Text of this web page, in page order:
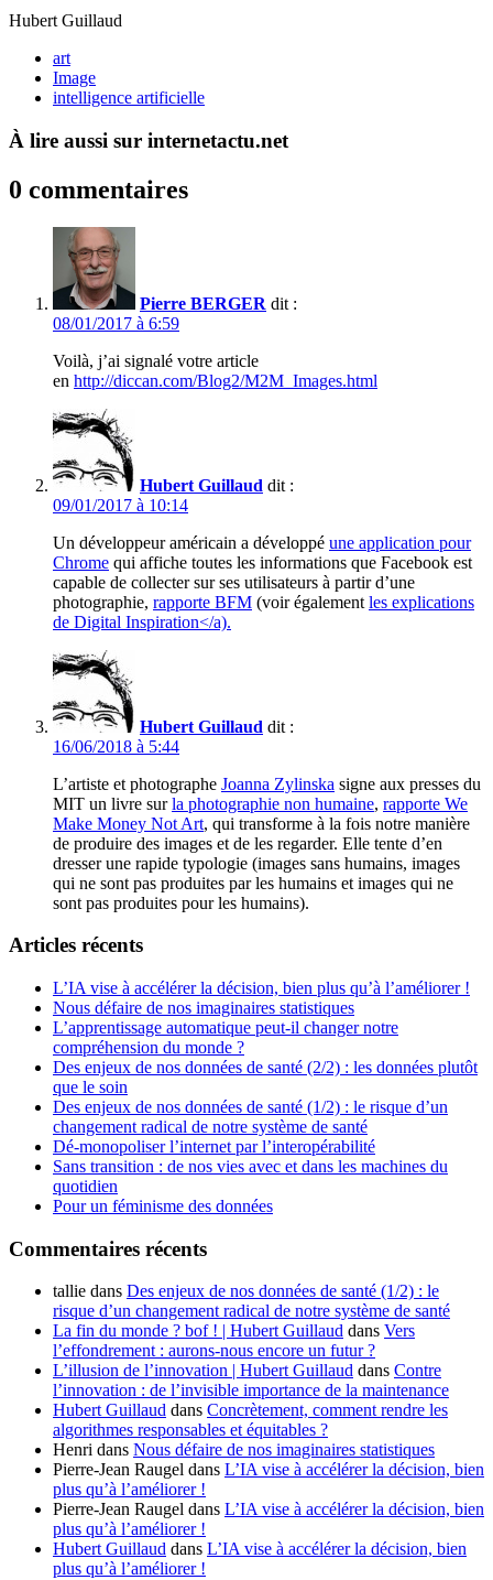
Hubert Guillaud
art
Image
intelligence artificielle
À lire aussi sur internetactu.net
0 commentaires
Pierre BERGER dit :
08/01/2017 à 6:59
Voilà, j’ai signalé votre article
en http://diccan.com/Blog2/M2M_Images.html
Hubert Guillaud dit :
09/01/2017 à 10:14
Un développeur américain a développé une application pour
Chrome qui affiche toutes les informations que Facebook est
capable de collecter sur ses utilisateurs à partir d’une
photographie, rapporte BFM (voir également les explications
de Digital Inspiration</a).
Hubert Guillaud dit :
16/06/2018 à 5:44
L’artiste et photographe Joanna Zylinska signe aux presses du
MIT un livre surla photographie non humaine, rapporte We
Make Money Not Art, qui transforme à la fois notre manière
de produire des images et de les regarder. Elle tente d’en
dresser une rapide typologie (images sans humains, images
qui ne sont pas produites par les humains et images qui ne
sont pas produites pour les humains).
Articles récents
L’IA vise à accélérer la décision, bien plus qu’à l’améliorer !
Nous défaire de nos imaginaires statistiques
L’apprentissage automatique peut-il changer notre
compréhension du monde ?
Des enjeux de nos données de santé (2/2) : les données plutôt
que le soin
Des enjeux de nos données de santé (1/2) : le risque d’un
changement radical de notre système de santé
Dé-monopoliser l’internet par l’interopérabilité
Sans transition : de nos vies avec et dans les machines du
quotidien
Pour un féminisme des données
Commentaires récents
tallie dans Des enjeux de nos données de santé (1/2) : le
risque d’un changement radical de notre système de santé
La fin du monde ? bof ! | Hubert Guillaud dans Vers
l’effondrement : aurons-nous encore un futur ?
L’illusion de l’innovation | Hubert Guillaud dans Contre
l’innovation : de l’invisible importance de la maintenance
Hubert Guillaud dans Concrètement, comment rendre les
algorithmes responsables et équitables ?
Henri dans Nous défaire de nos imaginaires statistiques
Pierre-Jean Raugel dans L’IA vise à accélérer la décision, bien
plus qu’à l’améliorer !
Pierre-Jean Raugel dans L’IA vise à accélérer la décision, bien
plus qu’à l’améliorer !
Hubert Guillaud dans L’IA vise à accélérer la décision, bien
plus qu’à l’améliorer !